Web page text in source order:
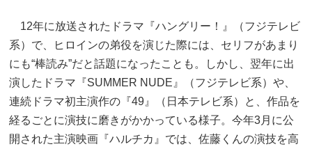
12年に放送されたドラマ『ハングリー！』（フジテレビ
系）で、ヒロインの弟役を演じた際には、セリフがあまり
にも“棒読み”だと話題になったことも。しかし、翌年に出
演したドラマ『SUMMER NUDE』（フジテレビ系）や、
連続ドラマ初主演作の『49』（日本テレビ系）と、作品を
経るごとに演技に磨きがかかっている様子。今年3月に公
開された主演映画『ハルチカ』では、佐藤くんの演技を高